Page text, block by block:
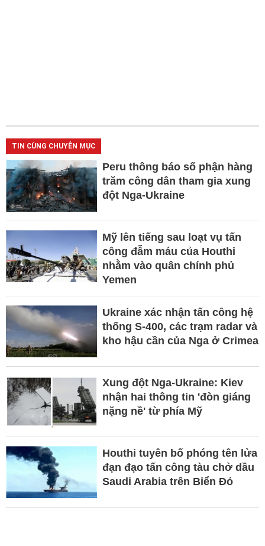
TIN CÙNG CHUYÊN MỤC
Peru thông báo số phận hàng
trăm công dân tham gia xung
đột Nga-Ukraine
Mỹ lên tiếng sau loạt vụ tấn
công đẫm máu của Houthi
nhằm vào quân chính phủ
Yemen
Ukraine xác nhận tấn công hệ
thống S-400, các trạm radar và
kho hậu cần của Nga ở Crimea
Xung đột Nga-Ukraine: Kiev
nhận hai thông tin 'đòn giáng
nặng nề' từ phía Mỹ
Houthi tuyên bố phóng tên lửa
đạn đạo tấn công tàu chở dầu
Saudi Arabia trên Biển Đỏ